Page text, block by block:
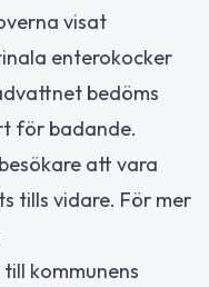
visat
enterokocker
bedöms
för badande.
att vara
tills vidare. För mer
kommunens